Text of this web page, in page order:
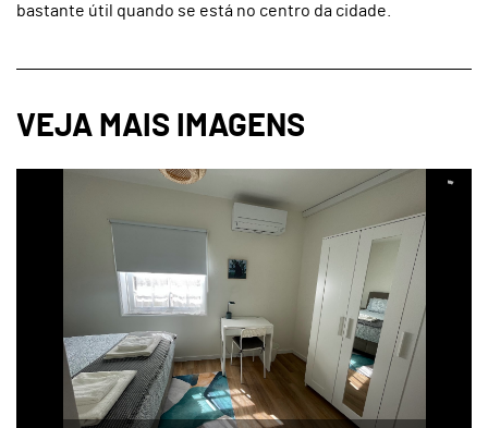
bastante útil quando se está no centro da cidade.